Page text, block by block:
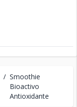
/ Smoothie
Bioactivo
Antioxidante